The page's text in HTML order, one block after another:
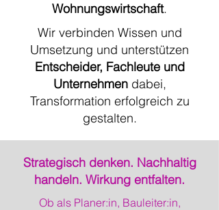
Wohnungswirtschaft.
Wir verbinden Wissen und
Umsetzung und unterstützen
Entscheider, Fachleute und
Unternehmendabei,
Transformation erfolgreich zu
gestalten.
Strategisch denken. Nachhaltig
handeln. Wirkung entfalten.
Ob als Planer:in, Bauleiter:in,